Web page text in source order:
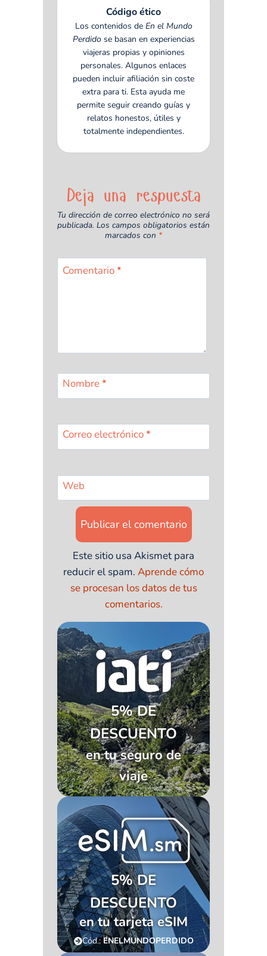
Código ético
Los contenidos de En el Mundo
Perdido se basan en experiencias
viajeras propias y opiniones
personales. Algunos enlaces
pueden incluir afiliación sin coste
extra para ti. Esta ayuda me
permite seguir creando guías y
relatos honestos, útiles y
totalmente independientes.
Deja una respuesta
Tu dirección de correo electrónico no será
publicada. Los campos obligatorios están
marcados con *
Comentario*
Nombre*
Correo electrónico*
Web
Este sitio usa Akismet para
reducir el spam. Aprende cómo
se procesan los datos de tus
comentarios.
5% DE
DESCUENTO
en tu seguro de
viaje
5% DE
DESCUENTO
en tu tarjeta eSIM
Cód.:ENELMUNDOPERDIDO